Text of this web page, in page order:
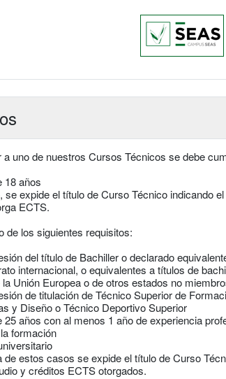
a uno de nuestros Cursos Técnicos se debe
18 años
se expide el título de Curso Técnico indicando
ECTS.
de los siguientes requisitos:
del título de Bachiller o declarado
internacional, o equivalentes a títulos de
Unión Europea o de otros estados no
de titulación de Técnico Superior de
y Diseño o Técnico Deportivo Superior
25 años con al menos 1 año de experiencia
formación
de estos casos se expide el título de Curso
y créditos ECTS otorgados.